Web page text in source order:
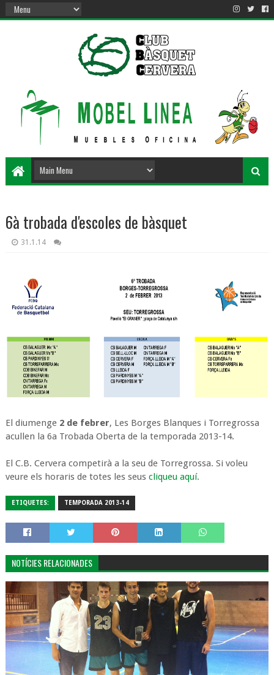
6à trobada d'escoles de bàsquet
31.1.14
El diumenge2 de febrer, Les Borges Blanques i Torregrossa
acullen la 6a Trobada Oberta de la temporada 2013-14.
El C.B. Cervera competirà a la seu de Torregrossa. Si voleu
veure els horaris de totes les seus cliqueu aquí.
ETIQUETES: TEMPORADA 2013-14
NOTÍCIES RELACIONADES